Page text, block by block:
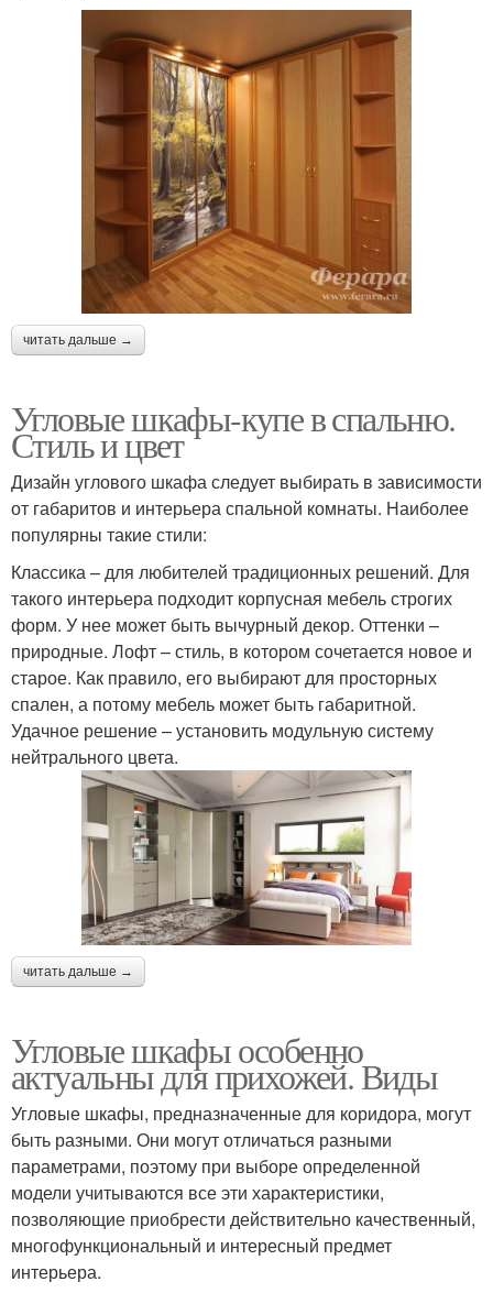
читать дальше →
Угловые шкафы-купе в спальню.
Стиль и цвет
Дизайн углового шкафа следует выбирать в зависимости
от габаритов и интерьера спальной комнаты. Наиболее
популярны такие стили:
Классика – для любителей традиционных решений. Для
такого интерьера подходит корпусная мебель строгих
форм. У нее может быть вычурный декор. Оттенки –
природные. Лофт – стиль, в котором сочетается новое и
старое. Как правило, его выбирают для просторных
спален, а потому мебель может быть габаритной.
Удачное решение – установить модульную систему
нейтрального цвета.
читать дальше →
Угловые шкафы особенно
актуальны для прихожей. Виды
Угловые шкафы, предназначенные для коридора, могут
быть разными. Они могут отличаться разными
параметрами, поэтому при выборе определенной
модели учитываются все эти характеристики,
позволяющие приобрести действительно качественный,
многофункциональный и интересный предмет
интерьера.